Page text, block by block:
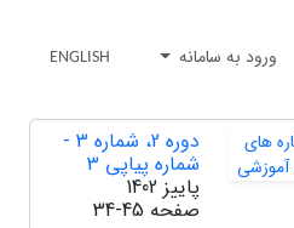
ورود به سامانه ENGLISH
دوره 2، شماره 3 -
شماره پیاپی 3
پاییز 1402
صفحه 34-45